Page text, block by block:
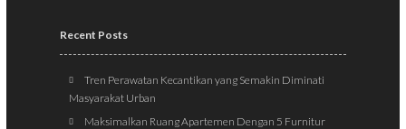
Recent Posts
Tren Perawatan Kecantikan yang Semakin Diminati
Masyarakat Urban
Maksimalkan Ruang Apartemen Dengan 5 Furnitur